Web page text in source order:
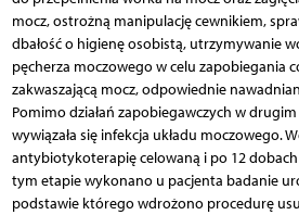
mocz, ostrożną manipulację cewnikiem,
dbałość o higienę osobistą, utrzymywanie
pęcherza moczowego w celu zapobiegania
zakwaszającą mocz, odpowiednie
Pomimo działań zapobiegawczych w
wywiązała się infekcja układu moczowego.
antybiotykoterapię celowaną i po 12
tym etapie wykonano u pacjenta badanie
podstawie którego wdrożono procedurę